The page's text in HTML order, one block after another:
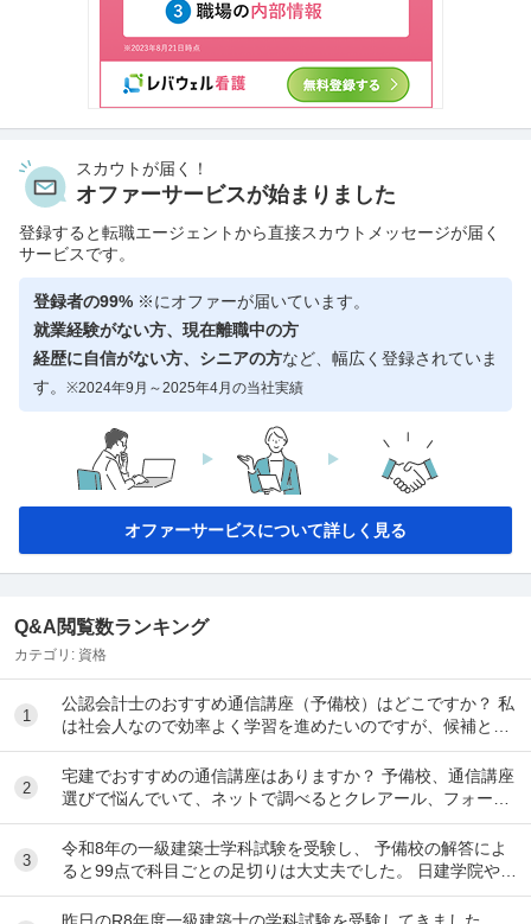
スカウトが届く！
オファーサービスが始まりました
登録すると転職エージェントから直接スカウトメッセージが届く
サービスです。
登録者の99% ※にオファーが届いています。
就業経験がない方、現在離職中の方
経歴に自信がない方、シニアの方など、幅広く登録されていま
す。 ※2024年9月～2025年4月の当社実績
オファーサービスについて詳しく見る
Q&A閲覧数ランキング
カテゴリ: 資格
1
公認会計士のおすすめ通信講座（予備校）はどこですか？ 私
は社会人なので効率よく学習を進めたいのですが、候補とし
てはクレアール、LEC、CPA会計学院、大原...
2
宅建でおすすめの通信講座はありますか？ 予備校、通信講座
選びで悩んでいて、ネットで調べるとクレアール、フォーサ
イト、スタディング、TACなど色々出てきて...
3
令和8年の一級建築士学科試験を受験し、 予備校の解答によ
ると99点で科目ごとの足切りは大丈夫でした。 日建学院やX
によると合格最低点予想が高くなると言われ...
昨日のR8年度一級建築士の学科試験を受験してきました。